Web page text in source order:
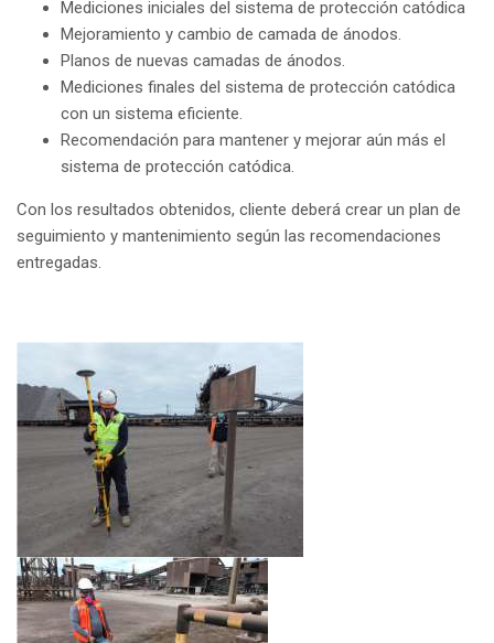
Mediciones iniciales del sistema de protección catódica
Mejoramiento y cambio de camada de ánodos.
Planos de nuevas camadas de ánodos.
Mediciones finales del sistema de protección catódica
con un sistema eficiente.
Recomendación para mantener y mejorar aún más el
sistema de protección catódica.
Con los resultados obtenidos, cliente deberá crear un plan de
seguimiento y mantenimiento según las recomendaciones
entregadas.